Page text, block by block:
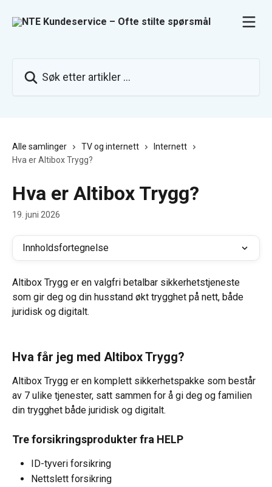
Alle samlinger TV og internett
Internett
Hva er Altibox Trygg?
Hva er Altibox Trygg?
19. juni 2026
Innholdsfortegnelse
Altibox Trygg er en valgfri betalbar sikkerhetstjeneste
som gir deg og din husstand økt trygghet på nett, både
juridisk og digitalt.
Hva får jeg med Altibox Trygg?
Altibox Trygg er en komplett sikkerhetspakke som består
av 7 ulike tjenester, satt sammen for å gi deg og familien
din trygghet både juridisk og digitalt.
Tre forsikringsprodukter fra HELP
ID-tyveri forsikring
Nettslett forsikring